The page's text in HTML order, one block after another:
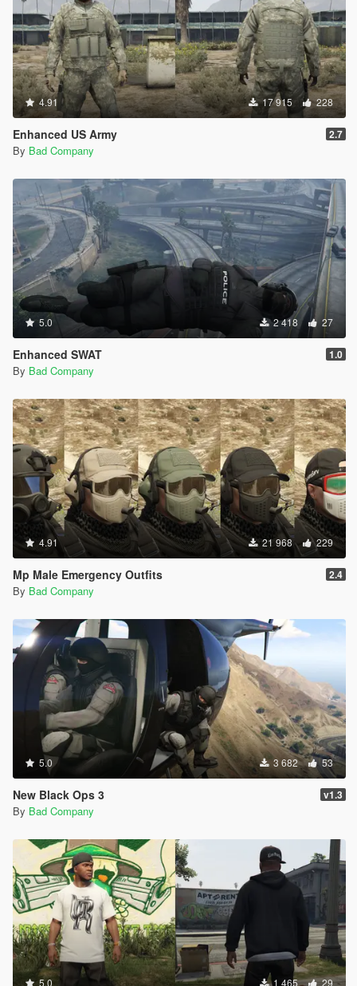
4.91 17 915 228
Enhanced US Army 2.7
By Bad Company
5.0 2 418 27
Enhanced SWAT 1.0
By Bad Company
4.91 21 968 229
Mp Male Emergency Outfits 2.4
By Bad Company
5.0 3 682 53
New Black Ops 3 v1.3
By Bad Company
5.0 1 465 29